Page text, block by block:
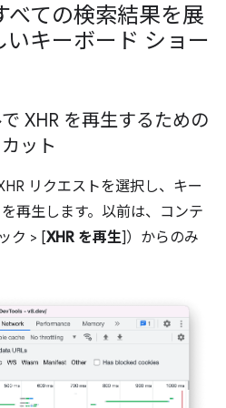
べての検索結果を展
キーボード ショー
XHR を再生するための
ット
リクエストを選択し、キー
再生します。以前は、コンテ
ク > [XHR を再生]）からのみ